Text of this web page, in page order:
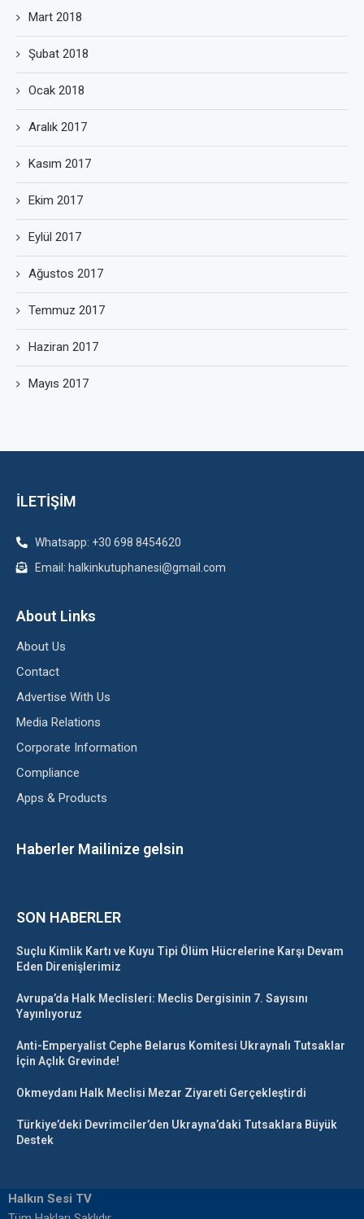
Mart 2018
Şubat 2018
Ocak 2018
Aralık 2017
Kasım 2017
Ekim 2017
Eylül 2017
Ağustos 2017
Temmuz 2017
Haziran 2017
Mayıs 2017
İLETİŞİM
Whatsapp: +30 698 8454620
Email: halkinkutuphanesi@gmail.com
About Links
About Us
Contact
Advertise With Us
Media Relations
Corporate Information
Compliance
Apps & Products
Haberler Mailinize gelsin
SON HABERLER
Suçlu Kimlik Kartı ve Kuyu Tipi Ölüm Hücrelerine Karşı Devam
Eden Direnişlerimiz
Avrupa’da Halk Meclisleri: Meclis Dergisinin 7. Sayısını
Yayınlıyoruz
Anti-Emperyalist Cephe Belarus Komitesi Ukraynalı Tutsaklar
İçin Açlık Grevinde!
Okmeydanı Halk Meclisi Mezar Ziyareti Gerçekleştirdi
Türkiye’deki Devrimciler’den Ukrayna’daki Tutsaklara Büyük
Destek
Halkın Sesi TV